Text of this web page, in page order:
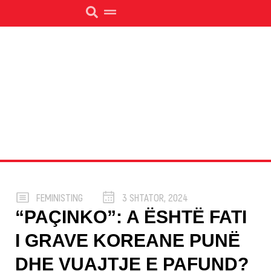
FEMINISTING 3 SHTATOR, 2024
“PAÇINKO”: A ËSHTË FATI
I GRAVE KOREANE PUNË
DHE VUAJTJE E PAFUND?